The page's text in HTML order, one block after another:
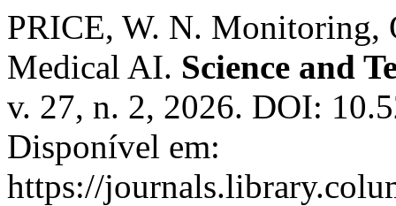
PRICE, W. N. Monitoring,
Medical AI. Science and
v. 27, n. 2, 2026. DOI:
Disponível em:
https://